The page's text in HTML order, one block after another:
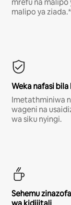
mrefu na malipo
malipo ya ziada.*
Weka nafasi bila
Imetathminiwa
wageni na
wa siku nyingi.
Sehemu